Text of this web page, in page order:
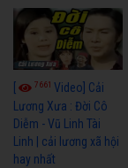
7661 Video] Cải
Lương Xưa : Đời Cô
Diễm - Vũ Linh Tài
Linh | cải lương xã hội
hay nhất